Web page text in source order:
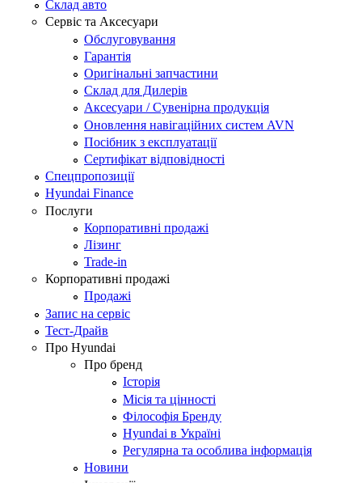
Склад авто
Сервіс та Аксесуари
Обслуговування
Гарантія
Оригінальні запчастини
Склад для Дилерів
Аксесуари / Сувенірна продукція
Оновлення навігаційних систем AVN
Посібник з експлуатації
Сертифікат відповідності
Спецпропозиції
Hyundai Finance
Послуги
Корпоративні продажі
Лізинг
Trade-in
Корпоративні продажі
Продажі
Запис на сервіс
Тест-Драйв
Про Hyundai
Про бренд
Історія
Місія та цінності
Філософія Бренду
Hyundai в Україні
Регулярна та особлива інформація
Новини